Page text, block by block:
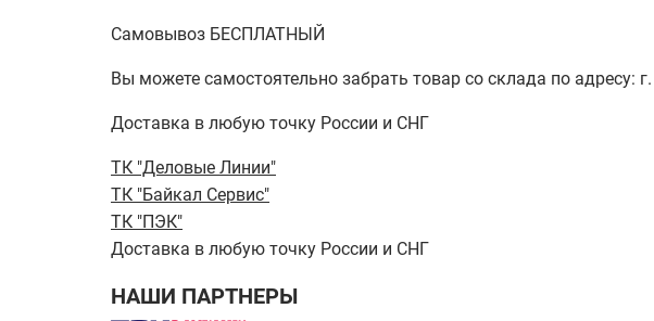
Самовывоз БЕСПЛАТНЫЙ
Вы можете самостоятельно забрать товар со склада по адресу:
Доставка в любую точку России и СНГ
ТК "Деловые Линии"
ТК "Байкал Сервис"
ТК "ПЭК"
Доставка в любую точку России и СНГ
НАШИ ПАРТНЕРЫ